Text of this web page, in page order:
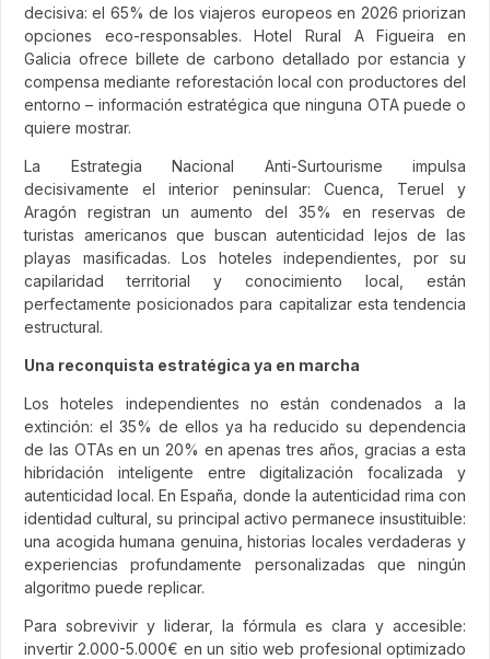
decisiva: el 65% de los viajeros europeos en 2026 priorizan
opciones eco-responsables. Hotel Rural A Figueira en
Galicia ofrece billete de carbono detallado por estancia y
compensa mediante reforestación local con productores del
entorno – información estratégica que ninguna OTA puede o
quiere mostrar.
La Estrategia Nacional Anti-Surtourisme impulsa
decisivamente el interior peninsular: Cuenca, Teruel y
Aragón registran un aumento del 35% en reservas de
turistas americanos que buscan autenticidad lejos de las
playas masificadas. Los hoteles independientes, por su
capilaridad territorial y conocimiento local, están
perfectamente posicionados para capitalizar esta tendencia
estructural.
Una reconquista estratégica ya en marcha
Los hoteles independientes no están condenados a la
extinción: el 35% de ellos ya ha reducido su dependencia
de las OTAs en un 20% en apenas tres años, gracias a esta
hibridación inteligente entre digitalización focalizada y
autenticidad local. En España, donde la autenticidad rima con
identidad cultural, su principal activo permanece insustituible:
una acogida humana genuina, historias locales verdaderas y
experiencias profundamente personalizadas que ningún
algoritmo puede replicar.
Para sobrevivir y liderar, la fórmula es clara y accesible:
invertir 2.000-5.000€ en un sitio web profesional optimizado